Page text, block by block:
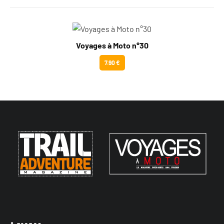
Voyages à Moto n°30
7.90 €